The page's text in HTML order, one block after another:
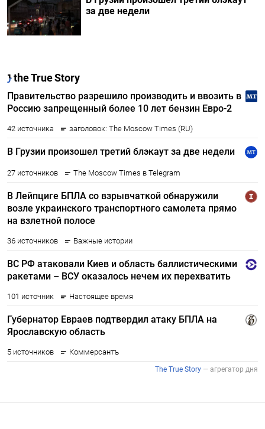
за две недели